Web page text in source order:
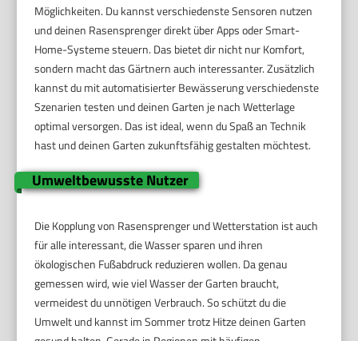
Möglichkeiten. Du kannst verschiedenste Sensoren nutzen
und deinen Rasensprenger direkt über Apps oder Smart-
Home-Systeme steuern. Das bietet dir nicht nur Komfort,
sondern macht das Gärtnern auch interessanter. Zusätzlich
kannst du mit automatisierter Bewässerung verschiedenste
Szenarien testen und deinen Garten je nach Wetterlage
optimal versorgen. Das ist ideal, wenn du Spaß an Technik
hast und deinen Garten zukunftsfähig gestalten möchtest.
Umweltbewusste Nutzer
Die Kopplung von Rasensprenger und Wetterstation ist auch
für alle interessant, die Wasser sparen und ihren
ökologischen Fußabdruck reduzieren wollen. Da genau
gemessen wird, wie viel Wasser der Garten braucht,
vermeidest du unnötigen Verbrauch. So schützt du die
Umwelt und kannst im Sommer trotz Hitze deinen Garten